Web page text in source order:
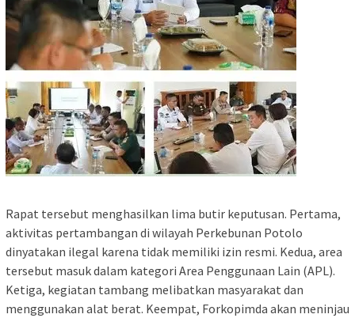
Rapat tersebut menghasilkan lima butir keputusan. Pertama,
aktivitas pertambangan di wilayah Perkebunan Potolo
dinyatakan ilegal karena tidak memiliki izin resmi. Kedua, area
tersebut masuk dalam kategori Area Penggunaan Lain (APL).
Ketiga, kegiatan tambang melibatkan masyarakat dan
menggunakan alat berat. Keempat, Forkopimda akan meninjau